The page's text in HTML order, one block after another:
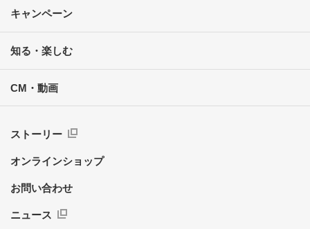
キャンペーン
知る・楽しむ
CM・動画
ストーリー
オンラインショップ
お問い合わせ
ニュース